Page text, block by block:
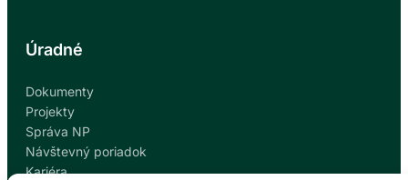
Úradné
Dokumenty
Projekty
Správa NP
Návštevný poriadok
Kariéra